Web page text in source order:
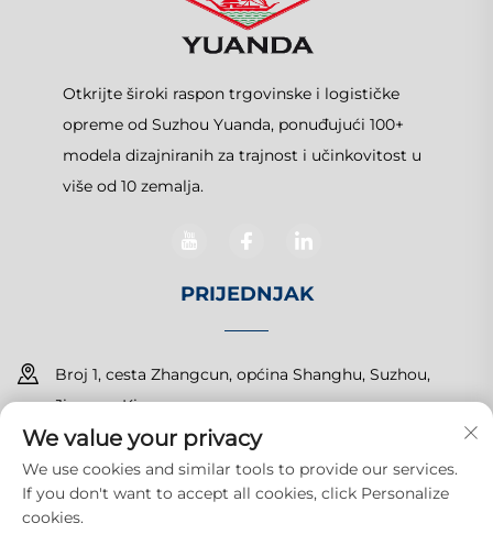
Otkrijte široki raspon trgovinske i logističke
opreme od Suzhou Yuanda, ponuđujući 100+
modela dizajniranih za trajnost i učinkovitost u
više od 10 zemalja.
PRIJEDNJAK
Broj 1, cesta Zhangcun, općina Shanghu, Suzhou,
Jiangsu, Kina
+86-15150179453
[email protected]
We value your privacy
We use cookies and similar tools to provide our services.
If you don't want to accept all cookies, click Personalize
cookies.